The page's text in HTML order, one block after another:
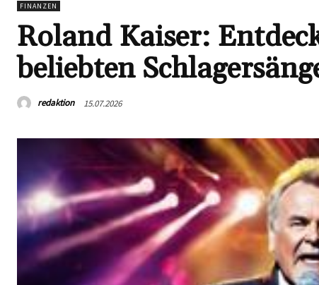
FINANZEN
Roland Kaiser:
beliebten
redaktion 15.07.2026